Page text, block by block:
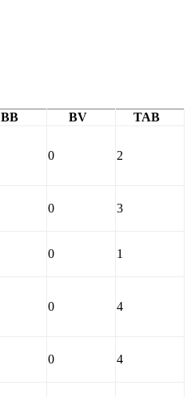
BB BV
TAB
0 2
0 3
0 1
0 4
0 4